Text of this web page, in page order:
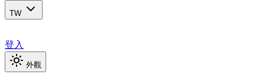
TW
登入
外觀